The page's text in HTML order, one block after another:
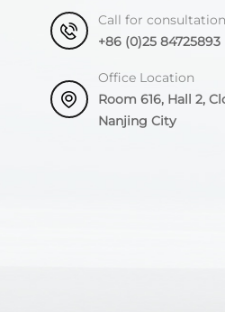
Call for consultation
+86 (0)25 84725893
Office Location
Room 616, Hall 2,
Nanjing City